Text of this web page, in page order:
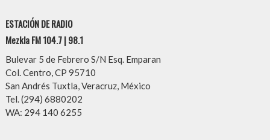
ESTACIÓN DE RADIO
Mezkla FM 104.7 | 98.1
Bulevar 5 de Febrero S/N Esq. Emparan
Col. Centro, CP 95710
San Andrés Tuxtla, Veracruz, México
Tel. (294) 6880202
WA: 294 140 6255